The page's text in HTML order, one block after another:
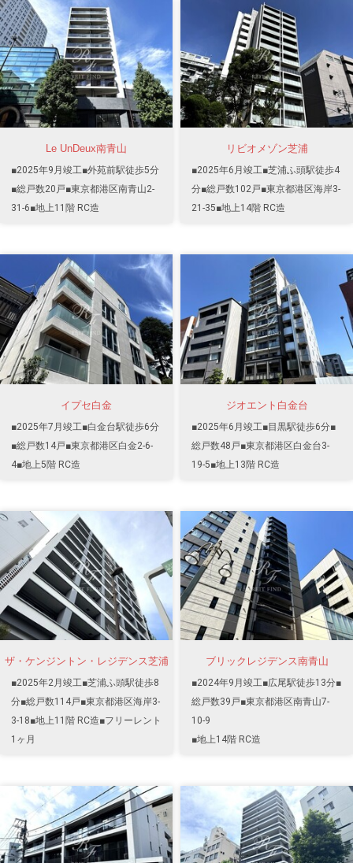
Le UnDeux南青山
■2025年9月竣工■外苑前駅徒歩5分
■総戸数20戸■東京都港区南青山2-
31-6■地上11階 RC造
リビオメゾン芝浦
■2025年6月竣工■芝浦ふ頭駅徒歩4
分■総戸数102戸■東京都港区海岸3-
21-35■地上14階 RC造
イプセ白金
■2025年7月竣工■白金台駅徒歩6分
■総戸数14戸■東京都港区白金2-6-
4■地上5階 RC造
ジオエント白金台
■2025年6月竣工■目黒駅徒歩6分■
総戸数48戸■東京都港区白金台3-
19-5■地上13階 RC造
ザ・ケンジントン・レジデンス芝浦
■2025年2月竣工■芝浦ふ頭駅徒歩8
分■総戸数114戸■東京都港区海岸3-
3-18■地上11階 RC造■フリーレント
1ヶ月
ブリックレジデンス南青山
■2024年9月竣工■広尾駅徒歩13分■
総戸数39戸■東京都港区南青山7-
10-9
■地上14階 RC造